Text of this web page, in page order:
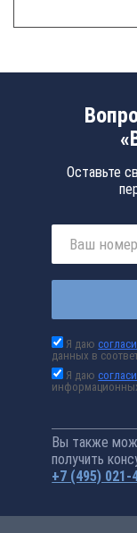
Оставьте
Я даю
данных в
Я даю
Вы также
получить
+7 (495) 021-